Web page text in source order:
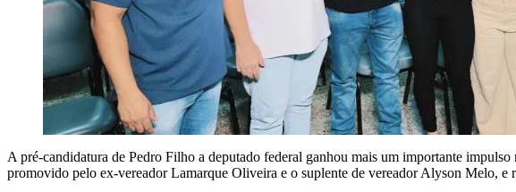
A pré-candidatura de Pedro Filho a deputado federal ganhou mais um importante
promovido pelo ex-vereador Lamarque Oliveira e o suplente de vereador Alyson Melo, e